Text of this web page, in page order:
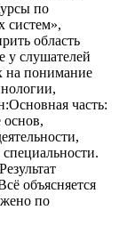
по
систем»,
область
у слушателей
на понимание
часть:
объясняется
по